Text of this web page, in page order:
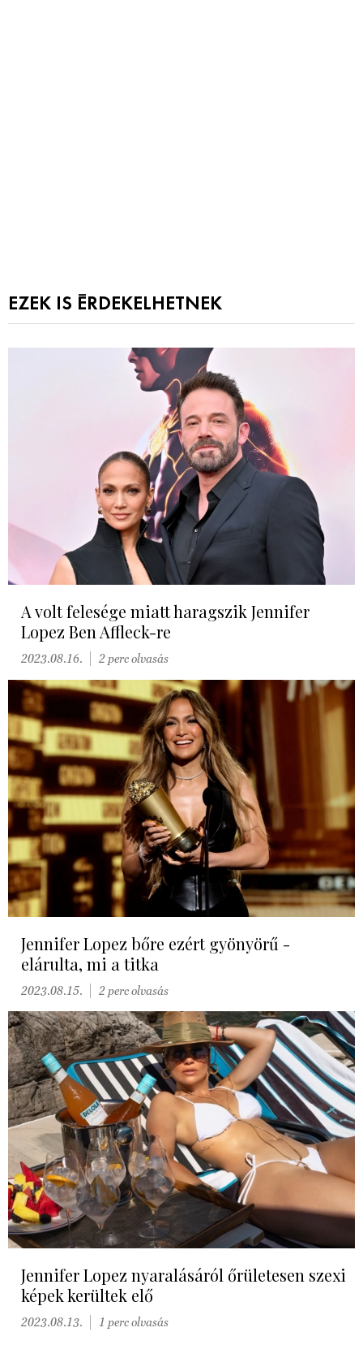
EZEK IS ÉRDEKELHETNEK
A volt felesége miatt haragszik Jennifer
Lopez Ben Affleck-re
2023.08.16. 2 perc olvasás
Jennifer Lopez bőre ezért gyönyörű -
elárulta, mi a titka
2023.08.15. 2 perc olvasás
Jennifer Lopez nyaralásáról őrületesen szexi
képek kerültek elő
2023.08.13. 1 perc olvasás